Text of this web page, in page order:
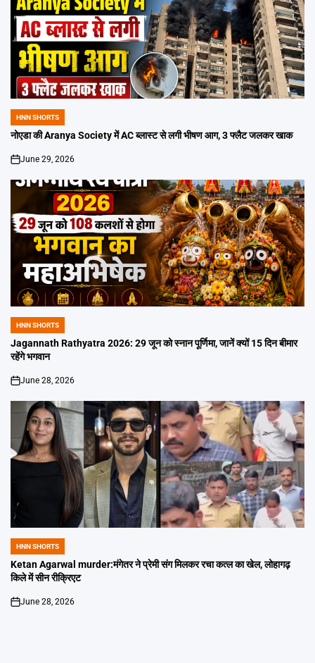
POSTED
IN
HNN SHORTS
नोएडा की Aranya Society में AC ब्लास्ट से लगी भीषण आग, 3 फ्लैट जलकर खाक
on
June 29, 2026
POSTED
IN
HNN SHORTS
Jagannath Rathyatra 2026: 29 जून को स्नान पूर्णिमा, जानें क्यों 15 दिन बीमार
रहेंगे भगवान
on
June 28, 2026
POSTED
IN
HNN SHORTS
Ketan Agarwal murder:मंगेतर ने प्रेमी संग मिलकर रचा कत्ल का खेल, लोहागढ़
किले में सीन रीक्रिएट
on
June 28, 2026